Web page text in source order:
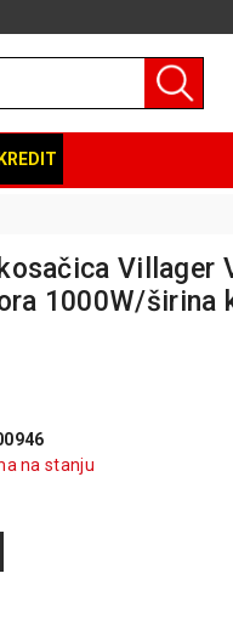
Villager
1000W/širina
na stanju